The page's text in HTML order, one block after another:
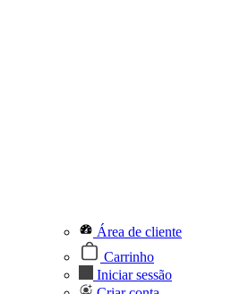
Área de cliente
Carrinho
Iniciar sessão